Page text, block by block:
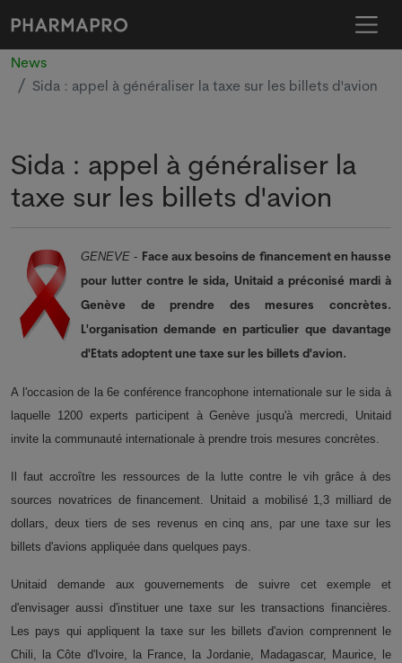
News
Sida : appel à généraliser la taxe sur les billets d'avion
Sida : appel à généraliser la
taxe sur les billets d'avion
GENEVE - Face aux besoins de financement en hausse
pour lutter contre le sida, Unitaid a préconisé mardi à
Genève de prendre des mesures concrètes.
L'organisation demande en particulier que davantage
d'Etats adoptent une taxe sur les billets d'avion.
A l'occasion de la 6e conférence francophone internationale sur le sida à
laquelle 1200 experts participent à Genève jusqu'à mercredi, Unitaid
invite la communauté internationale à prendre trois mesures concrètes.
Il faut accroître les ressources de la lutte contre le vih grâce à des
sources novatrices de financement. Unitaid a mobilisé 1,3 milliard de
dollars, deux tiers de ses revenus en cinq ans, par une taxe sur les
billets d'avions appliquée dans quelques pays.
Unitaid demande aux gouvernements de suivre cet exemple et
d'envisager aussi d'instituer une taxe sur les transactions financières.
Les pays qui appliquent la taxe sur les billets d'avion comprennent le
Chili, la Côte d'Ivoire, la France, la Jordanie, Madagascar, Maurice, le